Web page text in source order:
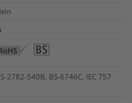
2782-540B, BS-6746C, IEC 757